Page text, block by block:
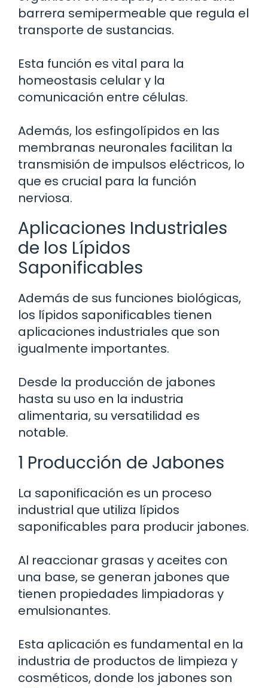
barrera semipermeable que regula el
transporte de sustancias.
Esta función es vital para la
homeostasis celular y la
comunicación entre células.
Además, los esfingolípidos en las
membranas neuronales facilitan la
transmisión de impulsos eléctricos, lo
que es crucial para la función
nerviosa.
Aplicaciones Industriales
de los Lípidos
Saponificables
Además de sus funciones biológicas,
los lípidos saponificables tienen
aplicaciones industriales que son
igualmente importantes.
Desde la producción de jabones
hasta su uso en la industria
alimentaria, su versatilidad es
notable.
1 Producción de Jabones
La saponificación es un proceso
industrial que utiliza lípidos
saponificables para producir jabones.
Al reaccionar grasas y aceites con
una base, se generan jabones que
tienen propiedades limpiadoras y
emulsionantes.
Esta aplicación es fundamental en la
industria de productos de limpieza y
cosméticos, donde los jabones son